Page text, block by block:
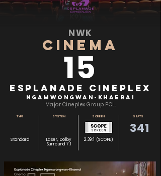
NWK
15
CINEMA
Esplanade Cineplex
Ngamwongwan-Khaerai
Major Cineplex Group PCL.
TYPE
Standard
SYSTEM
Laser, Dolby
Surround 7.1
SCREEN
2.39:1 (SCOPE)
SEATS
341